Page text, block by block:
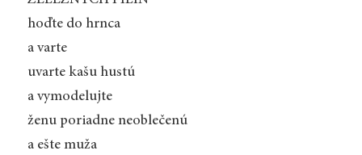
hoďte do hrnca
a varte
uvarte kašu hustú
a vymodelujte
ženu poriadne neoblečenú
a ešte muža